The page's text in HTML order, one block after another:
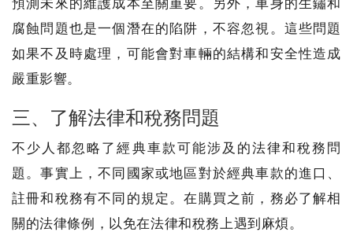
預測未來的維護成本至關重要。另外，車身的生鏽和
腐蝕問題也是一個潛在的陷阱，不容忽視。這些問題
如果不及時處理，可能會對車輛的結構和安全性造成
嚴重影響。
三、了解法律和稅務問題
不少人都忽略了經典車款可能涉及的法律和稅務問
題。事實上，不同國家或地區對於經典車款的進口、
註冊和稅務有不同的規定。在購買之前，務必了解相
關的法律條例，以免在法律和稅務上遇到麻煩。